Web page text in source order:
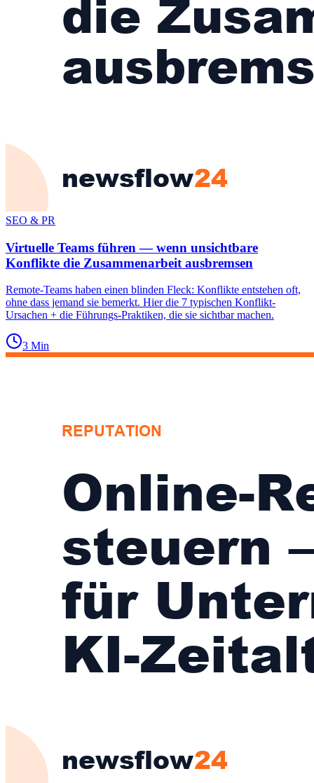
SEO & PR
Virtuelle Teams führen — wenn unsichtbare
Konflikte die Zusammenarbeit ausbremsen
Remote-Teams haben einen blinden Fleck: Konflikte entstehen oft,
ohne dass jemand sie bemerkt. Hier die 7 typischen Konflikt-
Ursachen + die Führungs-Praktiken, die sie sichtbar machen.
3 Min